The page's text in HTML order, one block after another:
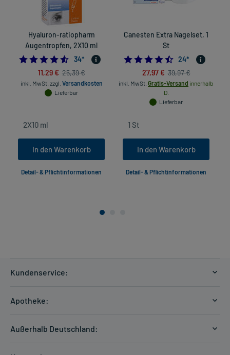
Hyaluron-ratiopharm
Augentropfen, 2X10 ml
4.5588235294117645
34*
11,29 € 25,39 €
inkl. MwSt. zzgl. Versandkosten
Lieferbar
In den Warenkorb
Detail- & Pflichtinformationen
Canesten Extra Nagelset, 1
St
4.5
24*
27,97 € 39,97 €
inkl. MwSt. Gratis-Versand innerhalb
D.
Lieferbar
In den Warenkorb
Detail- & Pflichtinformationen
Kundenservice:
Zahlungsarten
Apotheke:
Außerhalb Deutschland: